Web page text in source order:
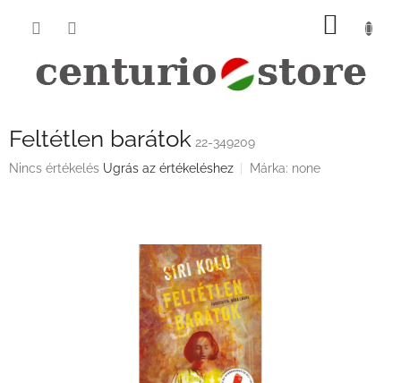
KOSÁR
Feltétlen barátok 22-349209
A
Nincs értékelés Ugrás az értékeléshez Márka: none